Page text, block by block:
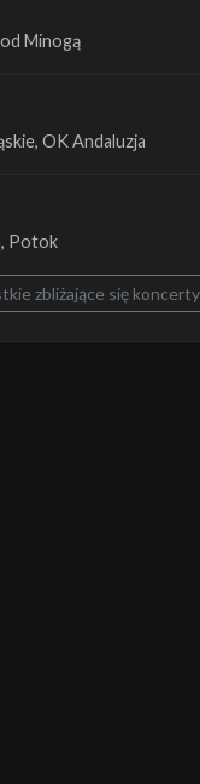
OK Andaluzja
Potok
zbliżające się koncerty